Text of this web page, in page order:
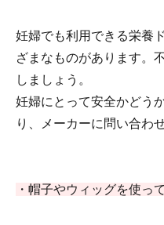
妊婦でも利用できる栄養
ざまなものがあります。
しましょう。
妊婦にとって安全かどう
り、メーカーに問い合わ
・帽子やウィッグを使っ